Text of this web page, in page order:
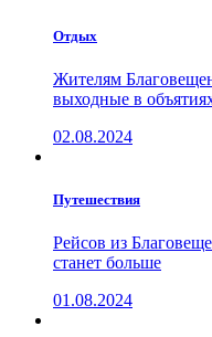
Отдых
Жителям
выходные в
02.08.2024
Путешествия
Рейсов из
станет больше
01.08.2024